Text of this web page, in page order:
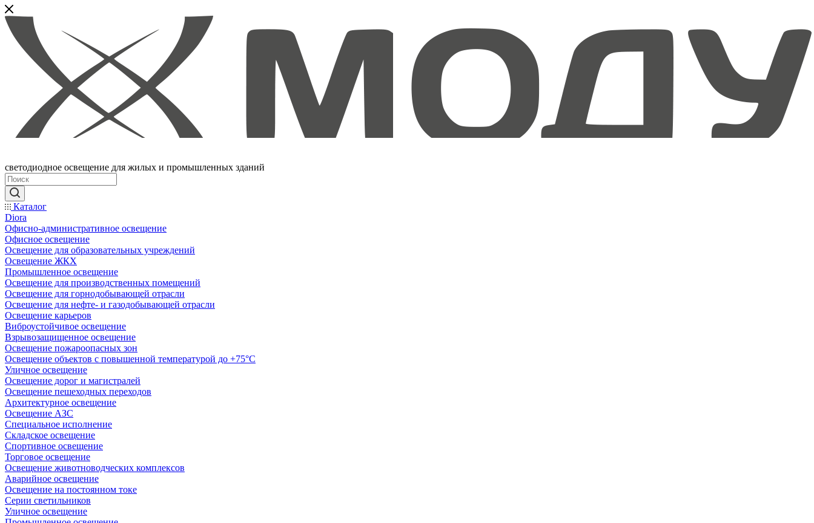
светодиодное освещение для жилых и промышленных зданий
Каталог
Diora
Офисно-административное освещение
Офисное освещение
Освещение для образовательных учреждений
Освещение ЖКХ
Промышленное освещение
Освещение для производственных помещений
Освещение для горнодобывающей отрасли
Освещение для нефте- и газодобывающей отрасли
Освещение карьеров
Виброустойчивое освещение
Взрывозащищенное освещение
Освещение пожароопасных зон
Освещение объектов с повышенной температурой до +75°C
Уличное освещение
Освещение дорог и магистралей
Освещение пешеходных переходов
Архитектурное освещение
Освещение АЗС
Специальное исполнение
Складское освещение
Спортивное освещение
Торговое освещение
Освещение животноводческих комплексов
Аварийное освещение
Освещение на постоянном токе
Серии светильников
Уличное освещение